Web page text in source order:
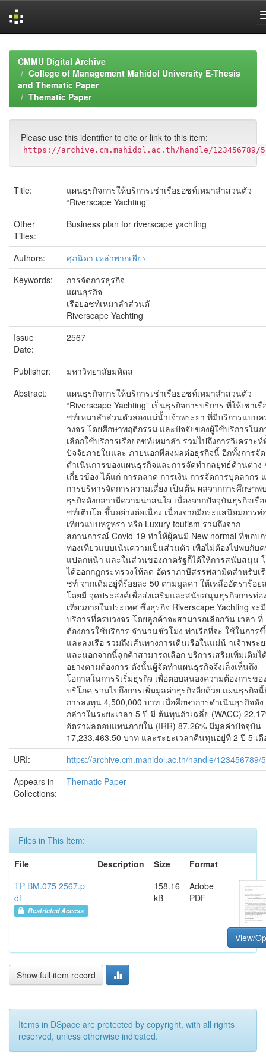
navigationCMMU Digital Archive
College of Management Mahidol University E-Thesis
and Thematic Paper
Thematic Paper
Please use this identifier to cite or link to this item:
https://archive.cm.mahidol.ac.th/handle/123456789/
Title:
แผนธุรกิจการให้บริการเช่าเรือยอชท์เหมาลำส่วนตัว
“Riverscape Yachting”
Other
Titles:
Business plan for riverscape yachting
Authors:
ศุภนิดา เหล่าพากเพียร
Keywords:
การจัดการธุรกิจ
แผนธุรกิจ
เรือยอชท์เหมาลำส่วนตั
Riverscape Yachting
Issue
Date:
2567
Publisher:
มหาวิทยาลัยมหิดล
Abstract:
แผนธุรกิจการให้บริการเช่าเรือยอชท์เหมาลำส่วนตัว
“Riverscape Yachting” เป็นธุรกิจการบริการ ที่ให้เช่าเรื
ชท์เหมาลำส่วนตัวล่องแม่น้ำเจ้าพระยา ที่มีบริการแบบค
วงจร โดยศึกษาพฤติกรรม และปัจจัยของผู้ใช้บริการในก
เลือกใช้บริการเรือยอชท์เหมาลำ รวมไปถึงการวิเคราะห์
ปัจจัยภายในและ ภายนอกที่ส่งผลต่อธุรกิจนี้ อีกทั้งการจั
ดำเนินการของแผนธุรกิจและการจัดทำกลยุทธ์ด้านต่าง
เกี่ยวข้อง ได้แก่ การตลาด การเงิน การจัดการบุคลากร
การบริหารจัดการความเสี่ยง เป็นต้น ผลจากการศึกษาพ
ธุรกิจดังกล่าวมีความน่าสนใจ เนื่องจากปัจจุบันธุรกิจเรื
ชท์เติบโต ขึ้นอย่างต่อเนื่อง เนื่องจากมีกระแสนิยมการท่
เที่ยวแบบหรูหรา หรือ Luxury toutism รวมถึงจาก
สถานการณ์ Covid-19 ทำให้ผู้คนมี New normal ที่ชอบ
ท่องเที่ยวแบบเน้นความเป็นส่วนตัว เพื่อไม่ต้องไปพบกับ
แปลกหน้า และในส่วนของภาครัฐก็ได้ให้การสนับสนุน
ได้ออกกฎกระทรวงให้ลด อัตราภาษีสรรพสามิตสำหรับเ
ชท์ จากเดิมอยู่ที่ร้อยละ 50 ตามมูลค่า ให้เหลืออัตราร้อย
โดยมี จุดประสงค์เพื่อส่งเสริมและสนับสนุนธุรกิจการท่อ
เที่ยวภายในประเทศ ซึ่งธุรกิจ Riverscape Yachting จะมี
บริการที่ครบวงจร โดยลูกค้าจะสามารถเลือกวัน เวลา ที่
ต้องการใช้บริการ จำนวนชั่วโมง ท่าเรือที่จะ ใช้ในการ
และลงเรือ รวมถึงเส้นทางการเดินเรือในแม่น้ าเจ้าพระ
และนอกจากนี้ลูกค้าสามารถเลือก บริการเสริมเพิ่มเติมไ
อย่างตามต้องการ ดังนั้นผู้จัดทำแผนธุรกิจจึงเล็งเห็นถึง
โอกาสในการริเริ่มธุรกิจ เพื่อตอบสนองความต้องการขอ
บริโภค รวมไปถึงการเพิ่มมูลค่าธุรกิจอีกด้วย แผนธุรกิจ
การลงทุน 4,500,000 บาท เมื่อศึกษาการดำเนินธุรกิจดัง
กล่าวในระยะเวลา 5 ปี มี ต้นทุนถัวเฉลี่ย (WACC)
อัตราผลตอบแทนภายใน (IRR) 87.26% มีมูลค่าปัจจุบัน
17,233,463.50 บาท และระยะเวลาคืนทุนอยู่ที่ 2 ปี 5 เ
URI:
https://archive.cm.mahidol.ac.th/handle/123456789/
Appears in
Collections:
Thematic Paper
Files in This Item:
File
Description Size
Format
TP BM.075 2567.p
df
Restricted Access
158.16
kB
Adobe
PDF
View/
Show full item record
Items in DSpace are protected by copyright, with all rights
reserved, unless otherwise indicated.